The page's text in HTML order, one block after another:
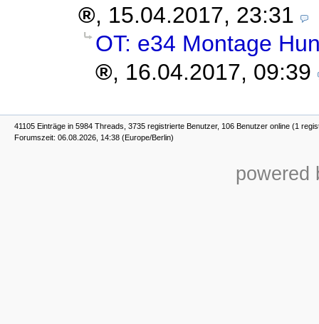
, 15.04.2017, 23:31
OT: e34 Montage
, 16.04.2017, 09:39
41105 Einträge in 5984 Threads, 3735 registrierte Benutzer, 106 Benutzer online (1
Forumszeit: 06.08.2026, 14:38 (Europe/Berlin)
powered